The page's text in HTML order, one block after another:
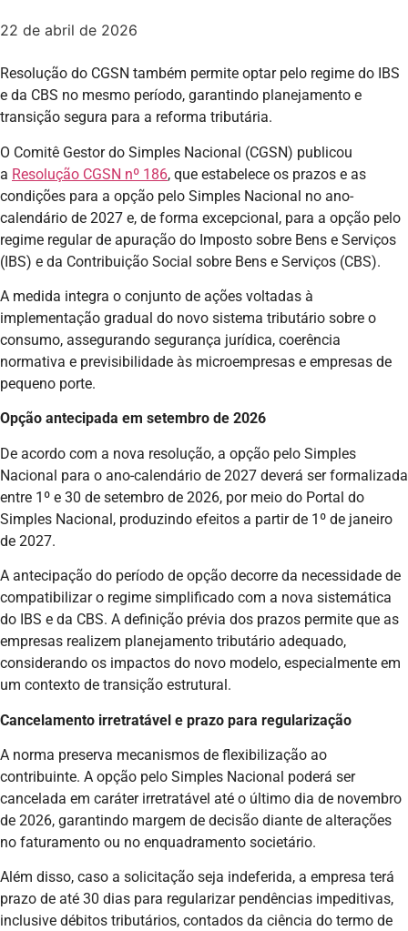
22 de abril de 2026
Resolução do CGSN também permite optar pelo regime do IBS
e da CBS no mesmo período, garantindo planejamento e
transição segura para a reforma tributária.
O Comitê Gestor do Simples Nacional (CGSN) publicou
a Resolução CGSN nº 186, que estabelece os prazos e as
condições para a opção pelo Simples Nacional no ano-
calendário de 2027 e, de forma excepcional, para a opção pelo
regime regular de apuração do Imposto sobre Bens e Serviços
(IBS) e da Contribuição Social sobre Bens e Serviços (CBS).
A medida integra o conjunto de ações voltadas à
implementação gradual do novo sistema tributário sobre o
consumo, assegurando segurança jurídica, coerência
normativa e previsibilidade às microempresas e empresas de
pequeno porte.
Opção antecipada em setembro de 2026
De acordo com a nova resolução, a opção pelo Simples
Nacional para o ano-calendário de 2027 deverá ser formalizada
entre 1º e 30 de setembro de 2026, por meio do Portal do
Simples Nacional, produzindo efeitos a partir de 1º de janeiro
de 2027.
A antecipação do período de opção decorre da necessidade de
compatibilizar o regime simplificado com a nova sistemática
do IBS e da CBS. A definição prévia dos prazos permite que as
empresas realizem planejamento tributário adequado,
considerando os impactos do novo modelo, especialmente em
um contexto de transição estrutural.
Cancelamento irretratável e prazo para regularização
A norma preserva mecanismos de flexibilização ao
contribuinte. A opção pelo Simples Nacional poderá ser
cancelada em caráter irretratável até o último dia de novembro
de 2026, garantindo margem de decisão diante de alterações
no faturamento ou no enquadramento societário.
Além disso, caso a solicitação seja indeferida, a empresa terá
prazo de até 30 dias para regularizar pendências impeditivas,
inclusive débitos tributários, contados da ciência do termo de